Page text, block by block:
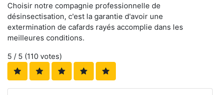
Choisir notre compagnie professionnelle de
désinsectisation, c'est la garantie d'avoir une
extermination de cafards rayés accomplie dans les
meilleures conditions.
5 / 5 (110 votes)